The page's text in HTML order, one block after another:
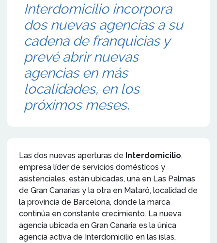
Interdomicilio incorpora
dos nuevas agencias a su
cadena de franquicias y
prevé abrir nuevas
agencias en más
localidades, en los
próximos meses.
Las dos nuevas aperturas de Interdomicilio,
empresa líder de servicios domésticos y
asistenciales, están ubicadas, una en Las Palmas
de Gran Canarias y la otra en Mataró, localidad de
la provincia de Barcelona, donde la marca
continúa en constante crecimiento. La nueva
agencia ubicada en Gran Canaria es la única
agencia activa de Interdomicilio en las islas,